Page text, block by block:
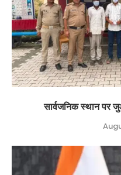
सार्वजनिक स्थान पर